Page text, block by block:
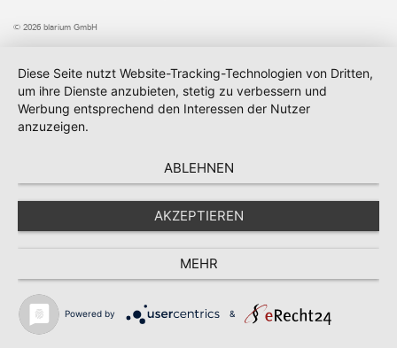
© 2026 blarium GmbH
Diese Seite nutzt Website-Tracking-Technologien von Dritten,
um ihre Dienste anzubieten, stetig zu verbessern und
Werbung entsprechend den Interessen der Nutzer
anzuzeigen.
ABLEHNEN
AKZEPTIEREN
MEHR
Powered by &